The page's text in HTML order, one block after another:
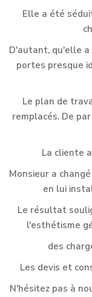
Elle a été
D'autant, qu'elle a
portes presque
Le plan de
remplacés. De
La cliente
Monsieur a
en lui
Le résultat
l'esthétisme
des
Les devis et
N'hésitez pas à